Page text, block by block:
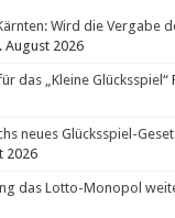
Wird die Vergabe
August 2026
das „Kleine Glücksspiel“
neues Glücksspiel-
2026
das Lotto-Monopol